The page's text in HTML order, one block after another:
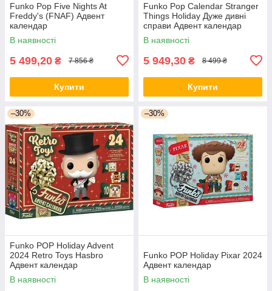
Funko Pop Five Nights At
Freddy's (FNAF) Адвент
календар
В наявності
5 499,20 ₴ 7 856 ₴
Купити
Funko Pop Calendar Stranger
Things Holiday Дуже дивні
справи Адвент календар
В наявності
5 949,30 ₴ 8 499 ₴
Купити
–30%
Funko POP Holiday Advent
2024 Retro Toys Hasbro
Адвент календар
В наявності
–30%
Funko POP Holiday Pixar 2024
Адвент календар
В наявності